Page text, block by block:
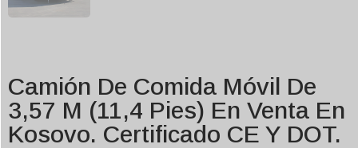
Camión De Comida Móvil De
3,57 M (11,4 Pies) En Venta En
Kosovo. Certificado CE Y DOT.